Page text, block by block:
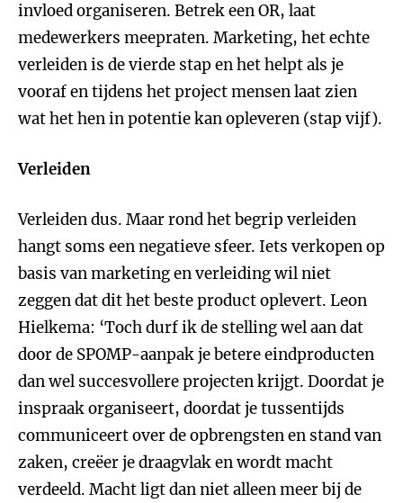
invloed organiseren. Betrek een OR, laat
medewerkers meepraten. Marketing, het echte
verleiden is de vierde stap en het helpt als je
vooraf en tijdens het project mensen laat zien
wat het hen in potentie kan opleveren (stap vijf).
Verleiden
Verleiden dus. Maar rond het begrip verleiden
hangt soms een negatieve sfeer. Iets verkopen op
basis van marketing en verleiding wil niet
zeggen dat dit het beste product oplevert. Leon
Hielkema: ‘Toch durf ik de stelling wel aan dat
door de SPOMP-aanpak je betere eindproducten
dan wel succesvollere projecten krijgt. Doordat je
inspraak organiseert, doordat je tussentijds
communiceert over de opbrengsten en stand van
zaken, creëer je draagvlak en wordt macht
verdeeld. Macht ligt dan niet alleen meer bij de